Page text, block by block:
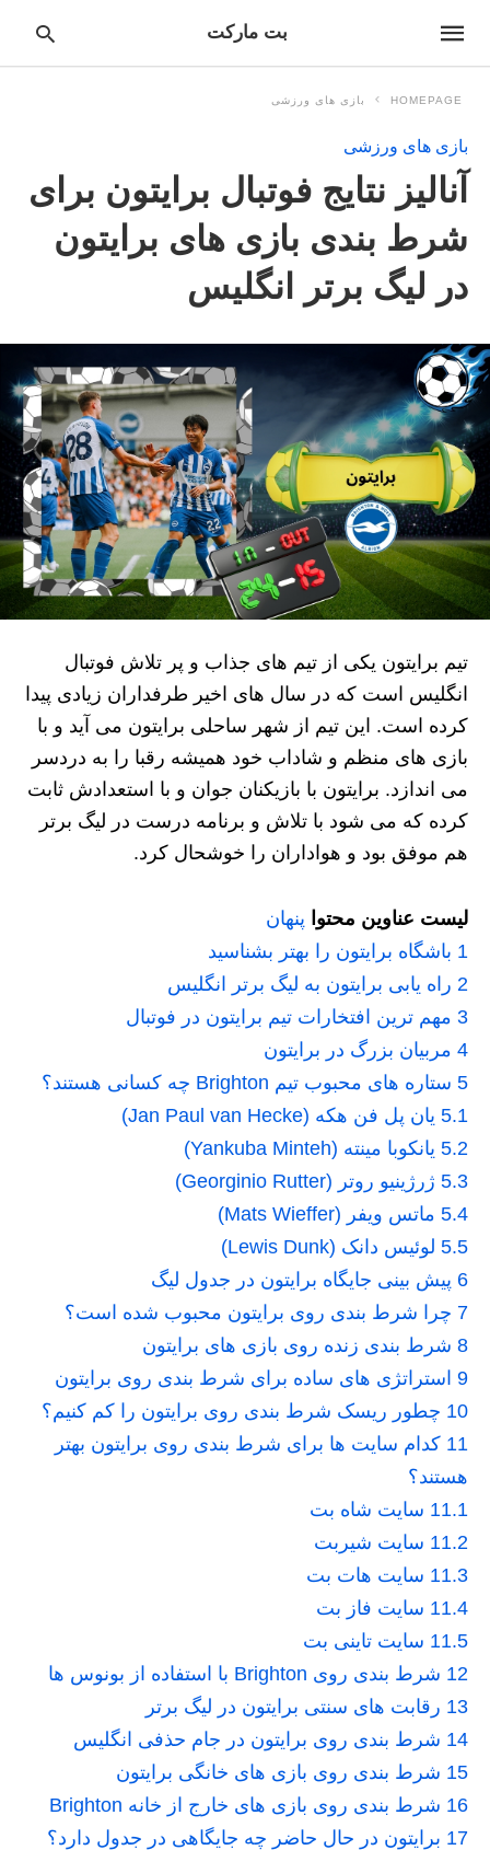
بت مارکت
HOMEPAGE بازی های ورزشی
بازی های ورزشی
آنالیز نتایج فوتبال برایتون برای
شرط بندی بازی های برایتون
در لیگ برتر انگلیس
تیم برایتون یکی از تیم های جذاب و پر تلاش فوتبال
انگلیس است که در سال های اخیر طرفداران زیادی پیدا
کرده است. این تیم از شهر ساحلی برایتون می آید و با
بازی های منظم و شاداب خود همیشه رقبا را به دردسر
می اندازد. برایتون با بازیکنان جوان و با استعدادش ثابت
کرده که می شود با تلاش و برنامه درست در لیگ برتر
هم موفق بود و هواداران را خوشحال کرد.
لیست عناوین محتوا پنهان
1 باشگاه برایتون را بهتر بشناسید
2 راه یابی برایتون به لیگ برتر انگلیس
3 مهم ترین افتخارات تیم برایتون در فوتبال
4 مربیان بزرگ در برایتون
5 ستاره های محبوب تیم Brighton چه کسانی هستند؟
5.1 یان پل فن هکه (Jan Paul van Hecke)
5.2 یانکوبا مینته (Yankuba Minteh)
5.3 ژرژینیو روتر (Georginio Rutter)
5.4 ماتس ویفر (Mats Wieffer)
5.5 لوئیس دانک (Lewis Dunk)
6 پیش بینی جایگاه برایتون در جدول لیگ
7 چرا شرط بندی روی برایتون محبوب شده است؟
8 شرط بندی زنده روی بازی های برایتون
9 استراتژی های ساده برای شرط بندی روی برایتون
10 چطور ریسک شرط بندی روی برایتون را کم کنیم؟
11 کدام سایت ها برای شرط بندی روی برایتون بهتر
هستند؟
11.1 سایت شاه بت
11.2 سایت شیربت
11.3 سایت هات بت
11.4 سایت فاز بت
11.5 سایت تاینی بت
12 شرط بندی روی Brighton با استفاده از بونوس ها
13 رقابت های سنتی برایتون در لیگ برتر
14 شرط بندی روی برایتون در جام حذفی انگلیس
15 شرط بندی روی بازی های خانگی برایتون
16 شرط بندی روی بازی های خارج از خانه Brighton
17 برایتون در حال حاضر چه جایگاهی در جدول دارد؟